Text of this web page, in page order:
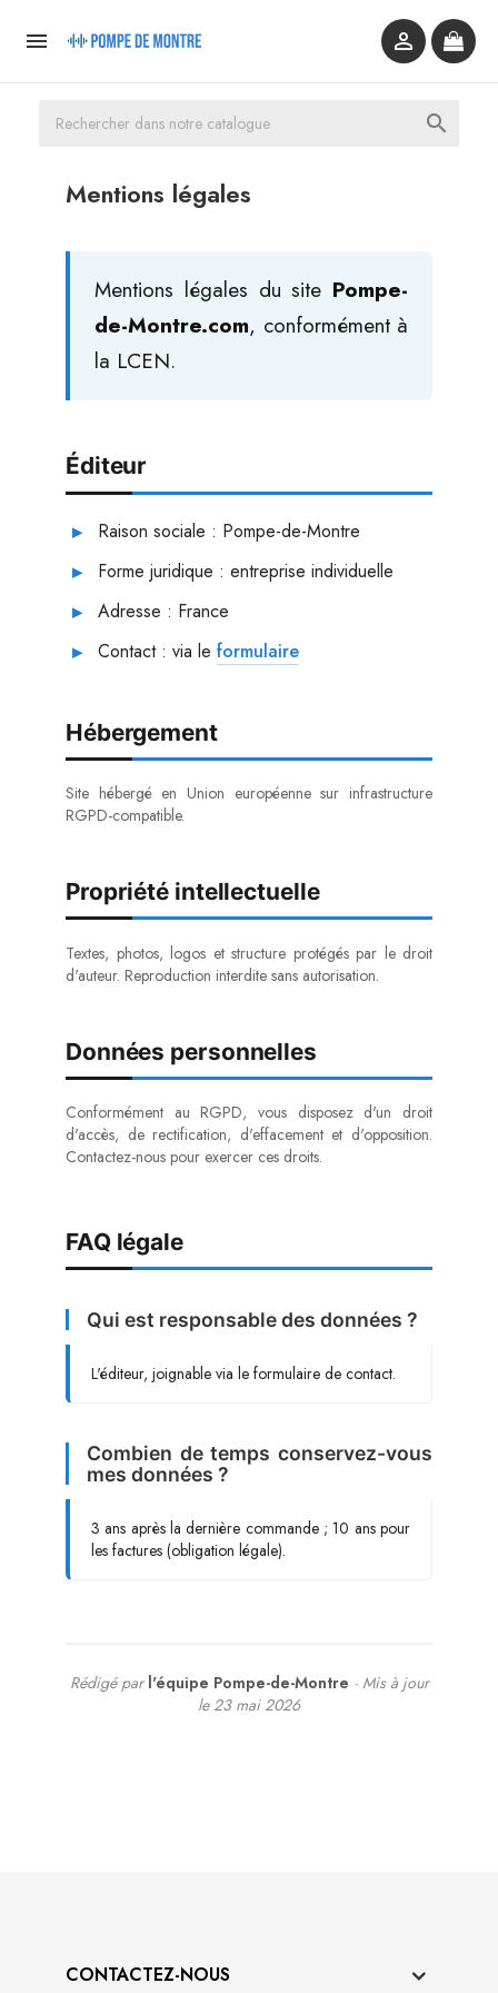
 

Mentions légales
Mentions légales du site Pompe-
de-Montre.com, conformément à
la LCEN.
Éditeur
Raison sociale : Pompe-de-Montre
Forme juridique : entreprise individuelle
Adresse : France
Contact : via le formulaire
Hébergement
Site hébergé en Union européenne sur infrastructure
RGPD-compatible.
Propriété intellectuelle
Textes, photos, logos et structure protégés par le droit
d'auteur. Reproduction interdite sans autorisation.
Données personnelles
Conformément au RGPD, vous disposez d'un droit
d'accès, de rectification, d'effacement et d'opposition.
Contactez-nous pour exercer ces droits.
FAQ légale
Qui est responsable des données ?
L'éditeur, joignable via le formulaire de contact.
Combien de temps conservez-vous
mes données ?
3 ans après la dernière commande ; 10 ans pour
les factures (obligation légale).
Rédigé par l'équipe Pompe-de-Montre · Mis à jour
le 23 mai 2026
CONTACTEZ-NOUS